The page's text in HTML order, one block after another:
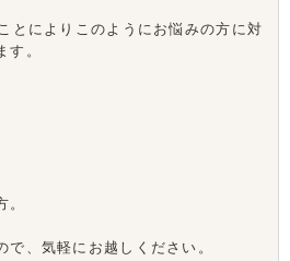
とによりこのようにお悩みの方に対
す。
。
で、気軽にお越しください。